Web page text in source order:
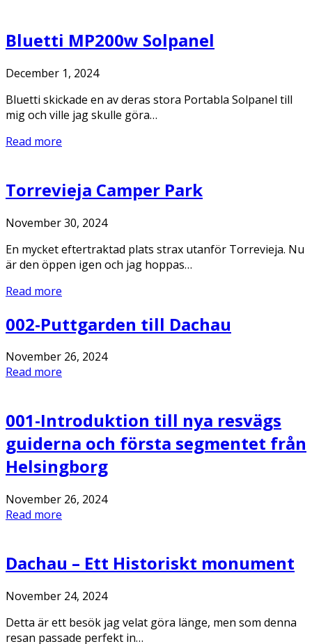
Bluetti MP200w Solpanel
December 1, 2024
Bluetti skickade en av deras stora Portabla Solpanel till
mig och ville jag skulle göra…
Read more
Torrevieja Camper Park
November 30, 2024
En mycket eftertraktad plats strax utanför Torrevieja. Nu
är den öppen igen och jag hoppas…
Read more
002-Puttgarden till Dachau
November 26, 2024
Read more
001-Introduktion till nya resvägs
guiderna och första segmentet från
Helsingborg
November 26, 2024
Read more
Dachau – Ett Historiskt monument
November 24, 2024
Detta är ett besök jag velat göra länge, men som denna
resan passade perfekt in…